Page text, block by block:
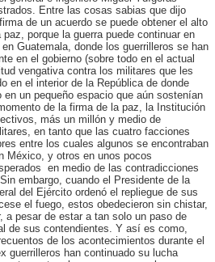
Entre las cosas sabias que dijo
de un acuerdo se puede obtener el alto
porque la guerra puede continuar en
Guatemala, donde los guerrilleros se han
en el gobierno (sobre todo en el actual
vengativa contra los militares que les
en el interior de la República de donde
un pequeño espacio que aún sostenían
de la firma de la paz, la Institución
más un millón y medio de
en tanto que las cuatro facciones
entre los cuales algunos se encontraban
México, y otros en unos pocos
en medio de las contradicciones
embargo, cuando el Presidente de la
del Ejército ordenó el repliegue de sus
el fuego, estos obedecieron sin chistar,
a pesar de estar a tan solo un paso de
de sus contendientes. Y así es como,
de los acontecimientos durante el
guerrilleros han continuado su lucha